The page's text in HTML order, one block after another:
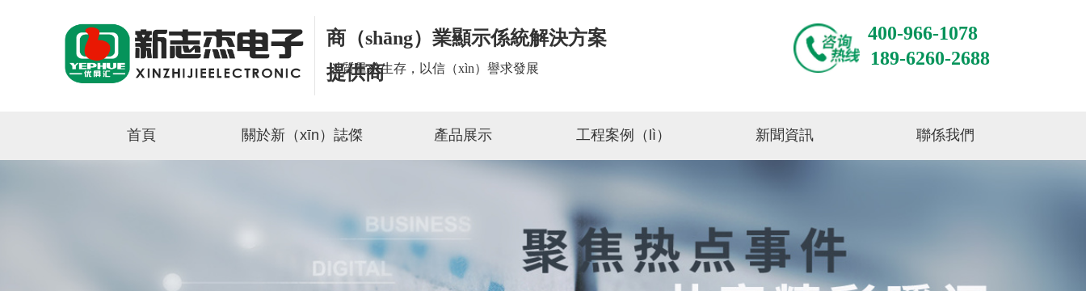
商（shāng）業顯示係統解決方案
提供商
以質量求生存，以信（xìn）譽求發展
400-966-1078
189-6260-2688
首頁 關於新（xīn）誌傑 產品展示 工程案例（lì） 新聞資訊 聯係我們